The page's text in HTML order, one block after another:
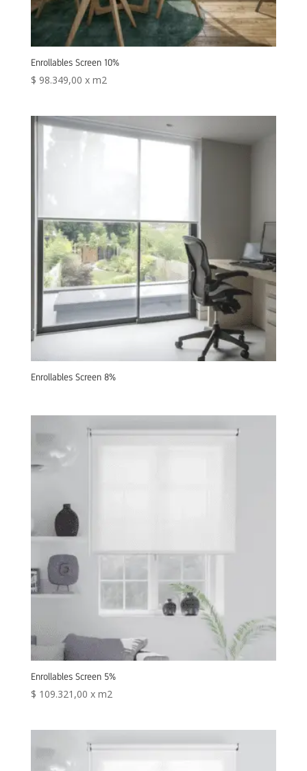
Enrollables Screen 10%
$ 98.349,00 x m2
Enrollables Screen 8%
Enrollables Screen 5%
$ 109.321,00 x m2